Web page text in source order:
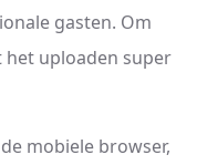
gasten. Om
het uploaden super
mobiele browser,